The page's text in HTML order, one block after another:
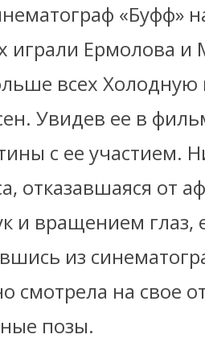
«Буфф»
играли Ермолова
всех Холодную
Увидев ее в
с ее участием.
отказавшаяся от
и вращением глаз,
из
смотрела на свое
позы.